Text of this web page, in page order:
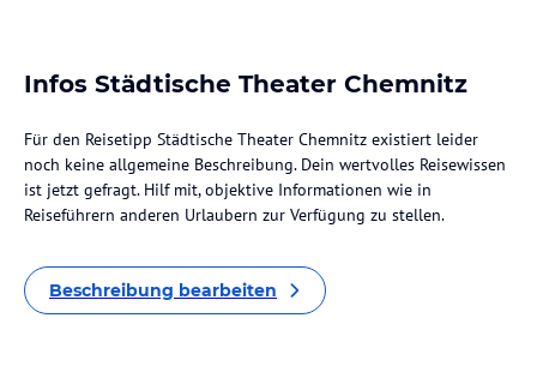
Infos Städtische Theater Chemnitz
Für den Reisetipp Städtische Theater Chemnitz existiert leider
noch keine allgemeine Beschreibung. Dein wertvolles Reisewissen
ist jetzt gefragt. Hilf mit, objektive Informationen wie in
Reiseführern anderen Urlaubern zur Verfügung zu stellen.
Beschreibung bearbeiten